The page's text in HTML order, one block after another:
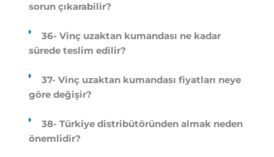
sorun çıkarabilir?
36- Vinç uzaktan kumandası ne kadar
sürede teslim edilir?
37- Vinç uzaktan kumandası fiyatları neye
göre değişir?
38- Türkiye distribütöründen almak neden
önemlidir?